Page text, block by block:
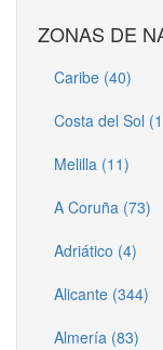
ZONAS DE
Caribe (40)
Costa del Sol
Melilla (11)
A Coruña (73)
Adriático (4)
Alicante (344)
Almería (83)